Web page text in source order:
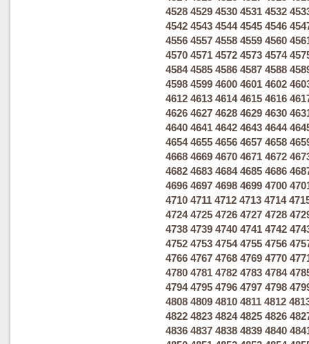
4528 4529 4530 4531 4532
4542 4543 4544 4545 4546
4556 4557 4558 4559 4560
4570 4571 4572 4573 4574
4584 4585 4586 4587 4588
4598 4599 4600 4601 4602
4612 4613 4614 4615 4616
4626 4627 4628 4629 4630
4640 4641 4642 4643 4644
4654 4655 4656 4657 4658
4668 4669 4670 4671 4672
4682 4683 4684 4685 4686
4696 4697 4698 4699 4700
4710 4711 4712 4713 4714
4724 4725 4726 4727 4728
4738 4739 4740 4741 4742
4752 4753 4754 4755 4756
4766 4767 4768 4769 4770
4780 4781 4782 4783 4784
4794 4795 4796 4797 4798
4808 4809 4810 4811 4812
4822 4823 4824 4825 4826
4836 4837 4838 4839 4840